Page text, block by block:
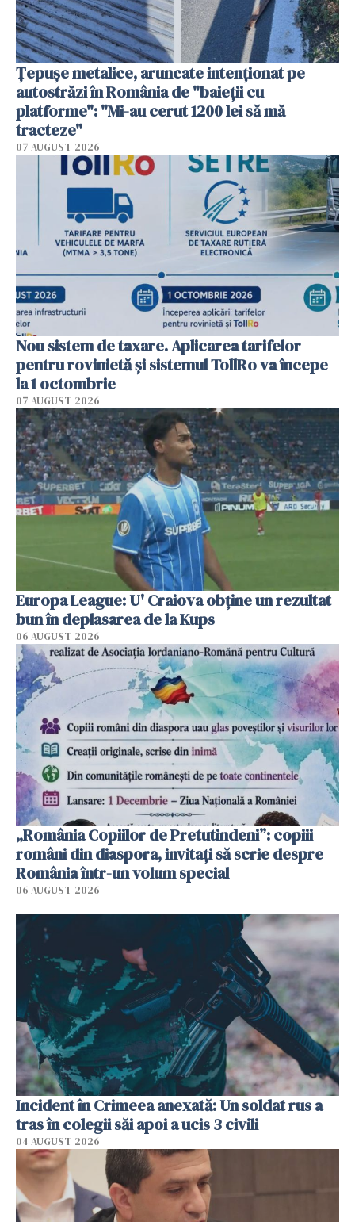
Țepușe metalice, aruncate intenționat pe
autostrăzi în România de "baieții cu
platforme": "Mi-au cerut 1200 lei să mă
tracteze"
07 AUGUST 2026
Nou sistem de taxare. Aplicarea tarifelor
pentru rovinietă şi sistemul TollRo va începe
la 1 octombrie
07 AUGUST 2026
Europa League: U' Craiova obține un rezultat
bun în deplasarea de la Kups
06 AUGUST 2026
„România Copiilor de Pretutindeni”: copiii
români din diaspora, invitați să scrie despre
România într-un volum special
06 AUGUST 2026
Incident în Crimeea anexată: Un soldat rus a
tras în colegii săi apoi a ucis 3 civili
04 AUGUST 2026